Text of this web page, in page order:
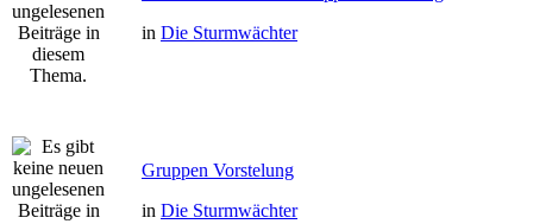
in Die Sturmwächter
Gruppen Vorstelung
in Die Sturmwächter